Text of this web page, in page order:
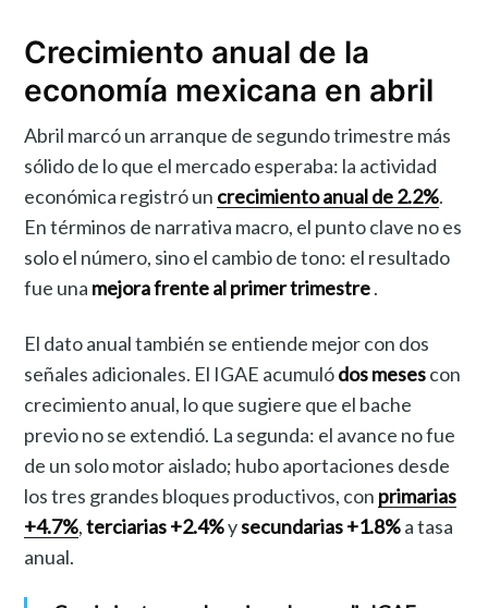
Crecimiento anual de la
economía mexicana en abril
Abril marcó un arranque de segundo trimestre más
sólido de lo que el mercado esperaba: la actividad
económica registró un crecimiento anual de 2.2%.
En términos de narrativa macro, el punto clave no es
solo el número, sino el cambio de tono: el resultado
fue una mejora frente al primer trimestre.
El dato anual también se entiende mejor con dos
señales adicionales. El IGAE acumulódos mesescon
crecimiento anual, lo que sugiere que el bache
previo no se extendió. La segunda: el avance no fue
de un solo motor aislado; hubo aportaciones desde
los tres grandes bloques productivos, con primarias
+4.7%,terciarias +2.4%ysecundarias +1.8%a tasa
anual.